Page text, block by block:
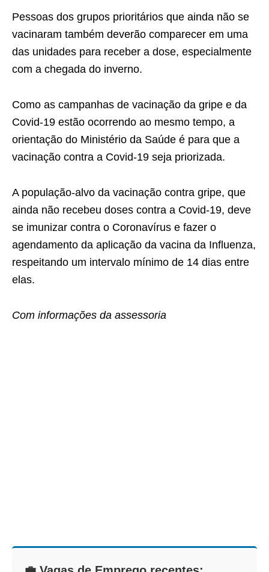
Pessoas dos grupos prioritários que ainda não se
vacinaram também deverão comparecer em uma
das unidades para receber a dose, especialmente
com a chegada do inverno.
Como as campanhas de vacinação da gripe e da
Covid-19 estão ocorrendo ao mesmo tempo, a
orientação do Ministério da Saúde é para que a
vacinação contra a Covid-19 seja priorizada.
A população-alvo da vacinação contra gripe, que
ainda não recebeu doses contra a Covid-19, deve
se imunizar contra o Coronavírus e fazer o
agendamento da aplicação da vacina da Influenza,
respeitando um intervalo mínimo de 14 dias entre
elas.
Com informações da assessoria